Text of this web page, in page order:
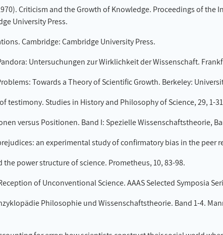
Criticism and the Growth of Knowledge. Proceedings of
University Press.
Cambridge: Cambridge University Press.
Untersuchungen zur Wirklichkeit der Wissenschaft.
Towards a Theory of Scientific Growth. Berkeley:
testimony. Studies in History and Philosophy of Science, 29, 1-
versus Positionen. Band I: Spezielle Wissenschaftstheorie,
an experimental study of confirmatory bias in the peer
the power structure of science. Prometheus, 10, 83-98.
of Unconventional Science. AAAS Selected Symposia
Philosophie und Wissenschaftstheorie. Band 1-4.